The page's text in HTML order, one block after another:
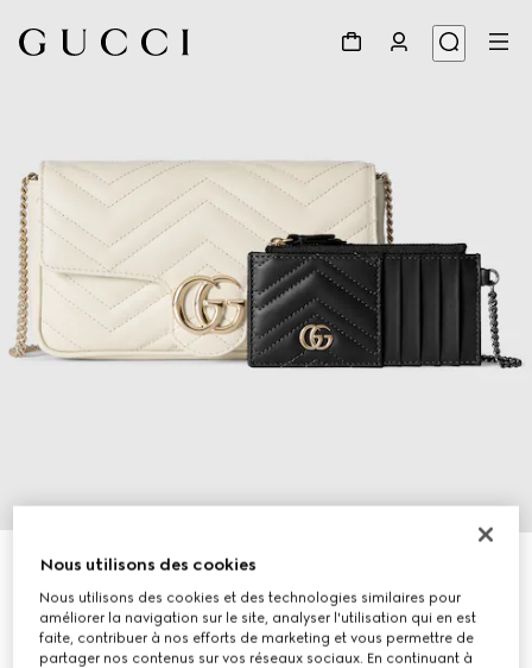
Sac à épaule GG Marmont petit format
€ 1.850
Déclinaisonscuir blanc
Nous utilisons des cookies
Nous utilisons des cookies et des technologies similaires pour
améliorer la navigation sur le site, analyser l'utilisation qui en est
faite, contribuer à nos efforts de marketing et vous permettre de
partager nos contenus sur vos réseaux sociaux. En continuant à